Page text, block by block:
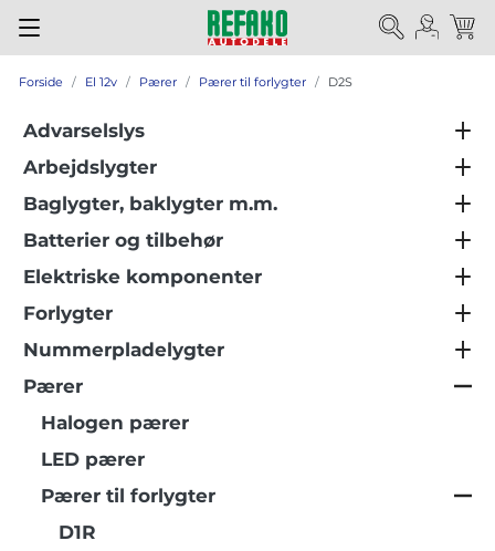
Forside El 12v Pærer Pærer til forlygter D2S
Advarselslys
Arbejdslygter
Baglygter, baklygter m.m.
Batterier og tilbehør
Elektriske komponenter
Forlygter
Nummerpladelygter
Pærer
Halogen pærer
LED pærer
Pærer til forlygter
D1R